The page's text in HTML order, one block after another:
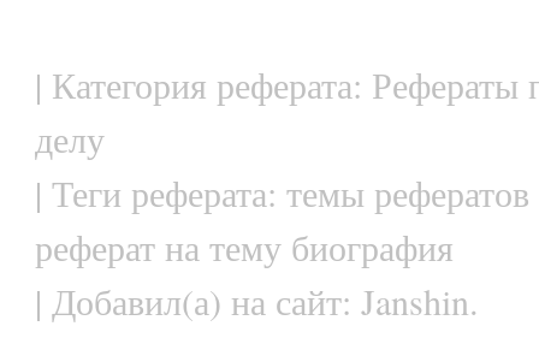
| Категория реферата: Рефераты
делу
| Теги реферата: темы
реферат на тему биография
| Добавил(а) на сайт: Janshin.